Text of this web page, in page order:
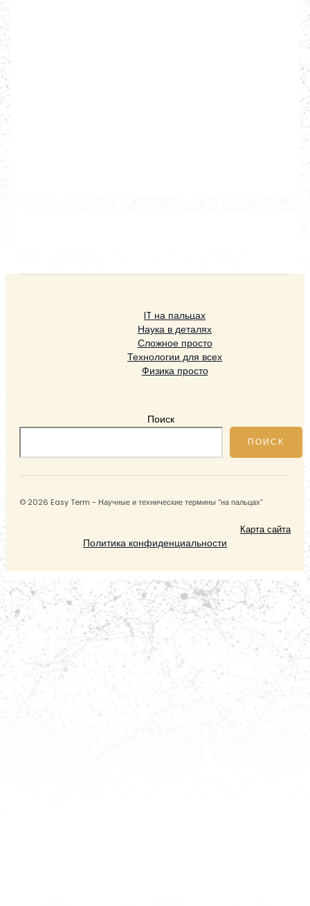
IT на пальцах
Наука в деталях
Сложное просто
Технологии для всех
Физика просто
Поиск
ПОИСК
© 2026 Easy Term - Научные и технические термины “на пальцах”
Карта сайта
Политика конфиденциальности